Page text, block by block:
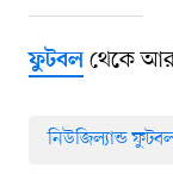
ফুটবলথেকে
নিউজিল্যান্ড